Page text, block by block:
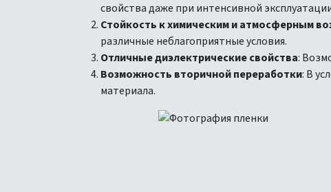
свойства даже при интенсивной
Стойкость к химическим и атмосферным
различные неблагоприятные условия.
Отличные диэлектрические свойства:
Возможность вторичной переработки: В
материала.